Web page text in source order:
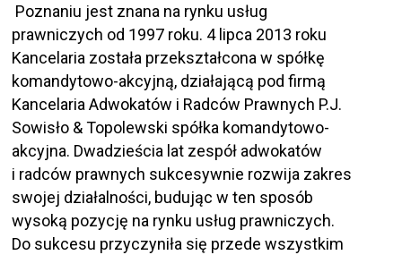
Poznaniu jest znana na rynku usług
prawniczych od 1997 roku. 4 lipca 2013 roku
Kancelaria została przekształcona w spółkę
komandytowo-akcyjną, działającą pod firmą
Kancelaria Adwokatów i Radców Prawnych P.J.
Sowisło & Topolewski spółka komandytowo-
akcyjna. Dwadzieścia lat zespół adwokatów
i radców prawnych sukcesywnie rozwija zakres
swojej działalności, budując w ten sposób
wysoką pozycję na rynku usług prawniczych.
Do sukcesu przyczyniła się przede wszystkim